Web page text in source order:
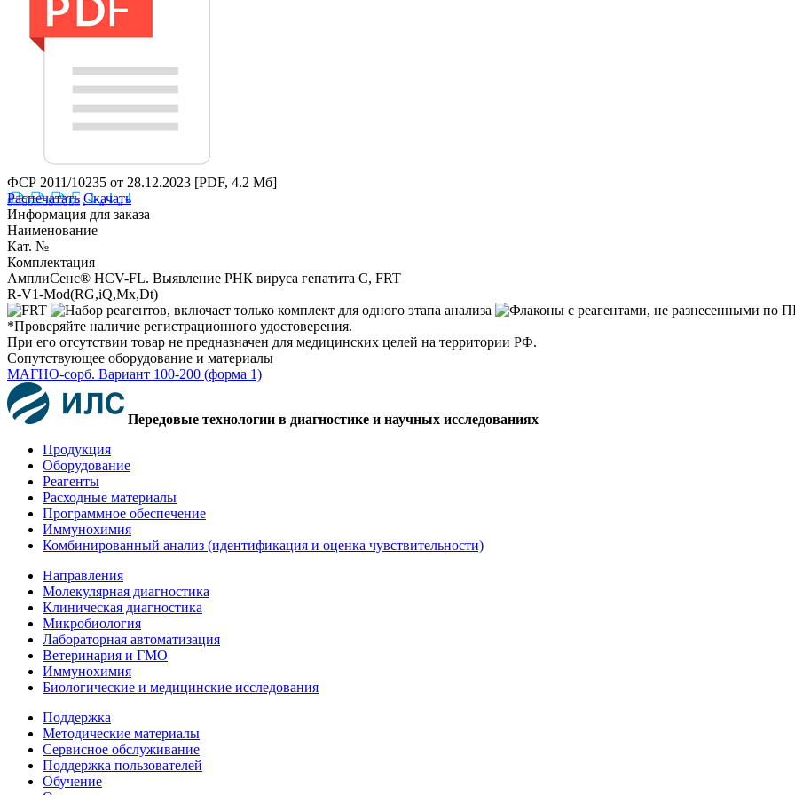
ФСР 2011/10235 от 28.12.2023 [PDF, 4.2 Мб]
Распечатать Скачать
Информация для заказа
Наименование
Кат. №
Комплектация
АмплиСенс® HCV-FL. Выявление РНК вируса гепатита С, FRT
R-V1-Mod(RG,iQ,Mx,Dt)
*Проверяйте наличие регистрационного удостоверения.
При его отсутствии товар не предназначен для медицинских целей на территории РФ.
Сопутствующее оборудование и материалы
МАГНО-сорб. Вариант 100-200 (форма 1)
Передовые технологии в диагностике и научных исследованиях
Продукция
Оборудование
Реагенты
Расходные материалы
Программное обеспечение
Иммунохимия
Комбинированный анализ (идентификация и оценка чувствительности)
Направления
Молекулярная диагностика
Клиническая диагностика
Микробиология
Лабораторная автоматизация
Ветеринария и ГМО
Иммунохимия
Биологические и медицинские исследования
Поддержка
Методические материалы
Сервисное обслуживание
Поддержка пользователей
Обучение